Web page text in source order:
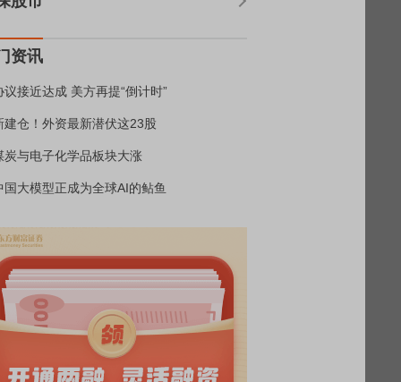
资讯
议接近达成 美方再提“倒计时”
建仓！外资最新潜伏这23股
炭与电子化学品板块大涨
国大模型正成为全球AI的鲇鱼